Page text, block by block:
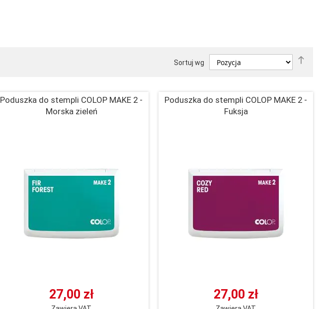
Sortuj wg
Poduszka do stempli COLOP MAKE 2 -
Morska zieleń
27,00 zł
Poduszka do stempli COLOP MAKE 2 -
Fuksja
27,00 zł